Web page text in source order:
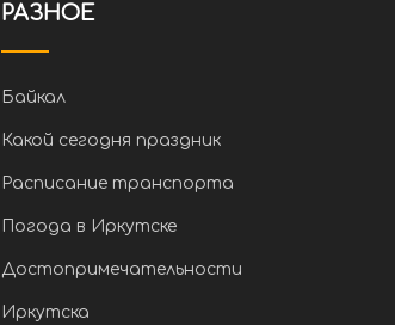
РАЗНОЕ
Байкал
Какой сегодня праздник
Расписание транспорта
Погода в Иркутске
Достопримечательности
Иркутска